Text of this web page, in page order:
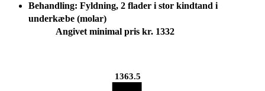
Behandling: Fyldning, 2 flader i stor kindtand i
underkæbe (molar)
Angivet minimal pris kr. 1332
1363.5